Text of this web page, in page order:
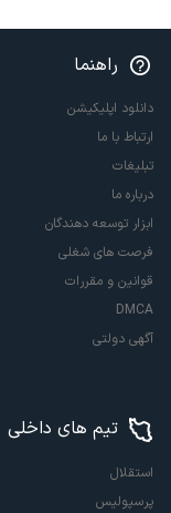
راهنما
دانلود اپلیکیشن
ارتباط با ما
تبلیغات
درباره ما
ابزار توسعه دهندگان
فرصت های شغلی
قوانین و مقررات
DMCA
آگهی دولتی
تیم های داخلی
استقلال
پرسپولیس